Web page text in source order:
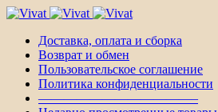
Доставка, оплата и сборка
Возврат и обмен
Пользовательское соглашение
Политика конфиденциальности
————————————–